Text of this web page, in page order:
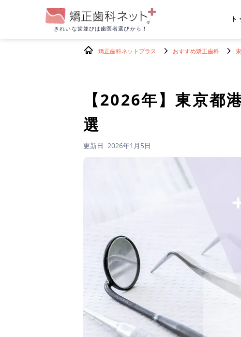
きれいな歯並びは歯医者選びから！
矯正歯科ネットプラス おすすめ矯正歯科
【2026年】 東京都
選
更新日 2026年1月5日